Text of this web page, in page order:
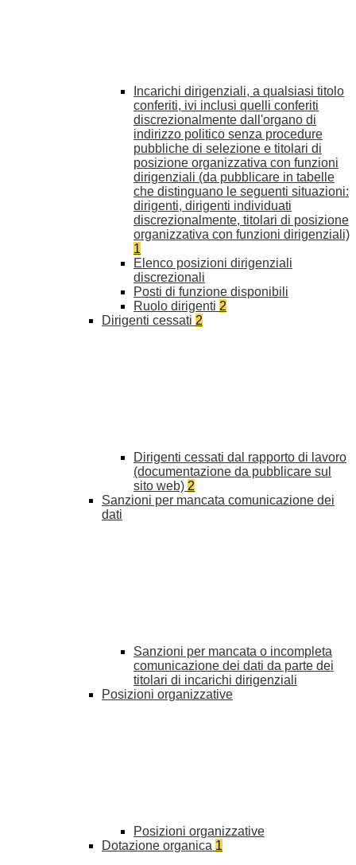
Incarichi dirigenziali, a qualsiasi titolo
conferiti, ivi inclusi quelli conferiti
discrezionalmente dall'organo di
indirizzo politico senza procedure
pubbliche di selezione e titolari di
posizione organizzativa con funzioni
dirigenziali (da pubblicare in tabelle
che distinguano le seguenti situazioni:
dirigenti, dirigenti individuati
discrezionalmente, titolari di posizione
organizzativa con funzioni dirigenziali)
1
Elenco posizioni dirigenziali
discrezionali
Posti di funzione disponibili
Ruolo dirigenti 2
Dirigenti cessati 2
Dirigenti cessati dal rapporto di lavoro
(documentazione da pubblicare sul
sito web) 2
Sanzioni per mancata comunicazione dei
dati
Sanzioni per mancata o incompleta
comunicazione dei dati da parte dei
titolari di incarichi dirigenziali
Posizioni organizzative
Posizioni organizzative
Dotazione organica 1